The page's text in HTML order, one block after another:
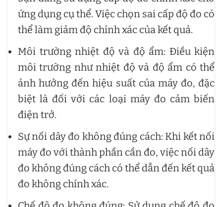
ứng dụng cụ thể. Việc chọn sai cấp độ đo có
thể làm giảm độ chính xác của kết quả.
Môi trường nhiệt độ và độ ẩm: Điều kiện
môi trường như nhiệt độ và độ ẩm có thể
ảnh hưởng đến hiệu suất của máy đo, đặc
biệt là đối với các loại máy đo cảm biến
điện trở.
Sự nối dây đo không đúng cách: Khi kết nối
máy đo với thành phần cần đo, việc nối dây
đo không đúng cách có thể dẫn đến kết quả
đo không chính xác.